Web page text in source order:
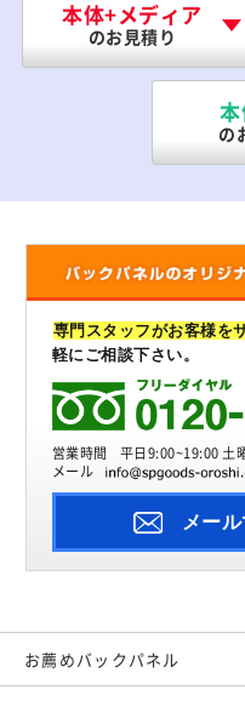
本体+メディア
のお見積り
の
専門スタッフがお客様を
軽にご相談下さい。
営業時間
平日9:00~19:00 土
メール
メー
お薦めバックパネル